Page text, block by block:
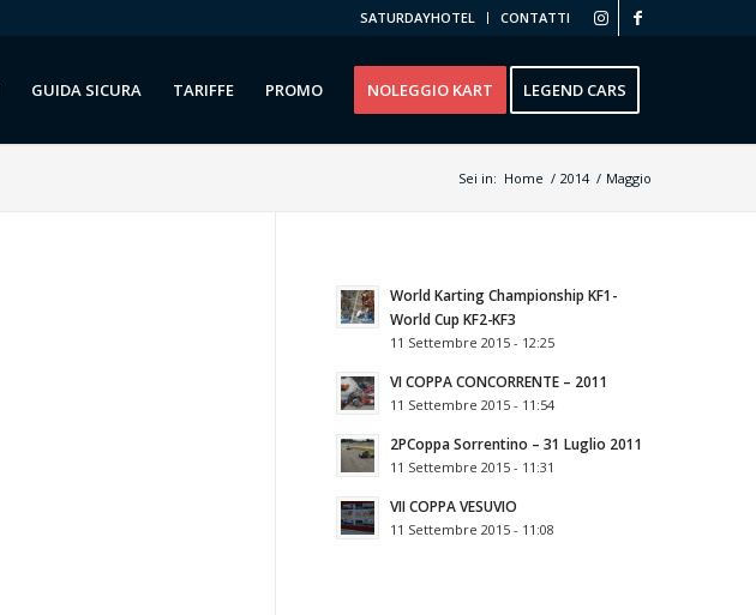
SATURDAYHOTEL CONTATTI
GUIDA SICURA TARIFFE PROMO NOLEGGIO KART LEGEND CARS
Sei in: Home / 2014 / Maggio
World Karting Championship KF1-
World Cup KF2-KF3
11 Settembre 2015 - 12:25
VI COPPA CONCORRENTE – 2011
11 Settembre 2015 - 11:54
2РCoppa Sorrentino – 31 Luglio 2011
11 Settembre 2015 - 11:31
VII COPPA VESUVIO
11 Settembre 2015 - 11:08